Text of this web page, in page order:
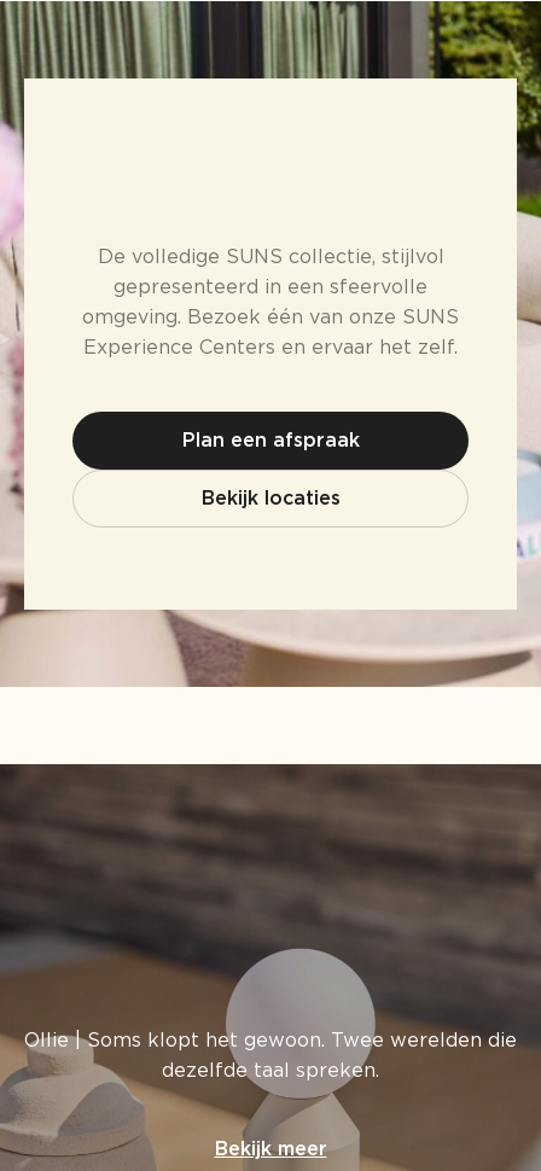
De volledige SUNS collectie, stijlvol
gepresenteerd in een sfeervolle
omgeving. Bezoek één van onze SUNS
Experience Centers en ervaar het zelf.
Plan een afspraak
Bekijk locaties
Ollie | Soms klopt het gewoon. Twee werelden die
dezelfde taal spreken.
Bekijk meer